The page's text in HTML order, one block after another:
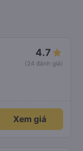
4.7
(24 đánh giá)
Xem giá